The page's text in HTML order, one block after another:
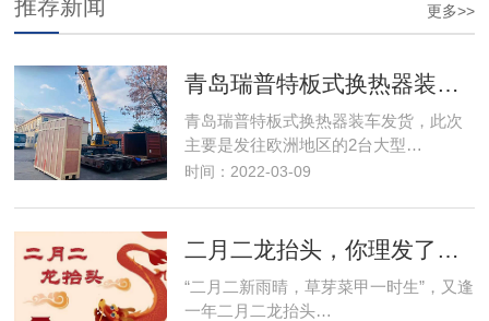
更多>>
推荐新闻
青岛瑞普特板式换热器装车发货
青岛瑞普特板式换热器装车发货，此次
主要是发往欧洲地区的2台大型…
时间：2022-03-09
二月二龙抬头，你理发了吗？
“二月二新雨晴，草芽菜甲一时生”，又逢
一年二月二龙抬头…